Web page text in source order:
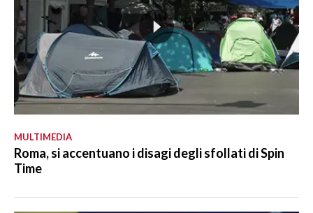
MULTIMEDIA
Roma, si accentuano i disagi degli sfollati di Spin
Time